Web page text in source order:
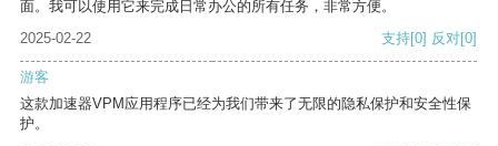
面。我可以使用它来完成日常办公的所有任务，非常方便。
2025-02-22
支持[0] 反对[0]
游客
这款加速器VPM应用程序已经为我们带来了无限的隐私保护和安全性保
护。